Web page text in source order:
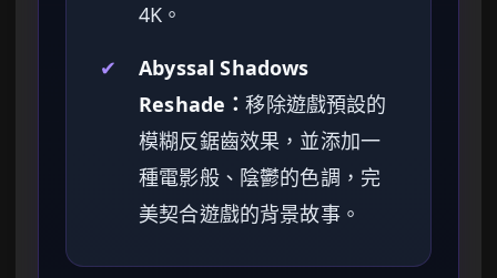
4K。
✔
Abyssal Shadows
Reshade：移除遊戲預設的
模糊反鋸齒效果，並添加一
種電影般、陰鬱的色調，完
美契合遊戲的背景故事。